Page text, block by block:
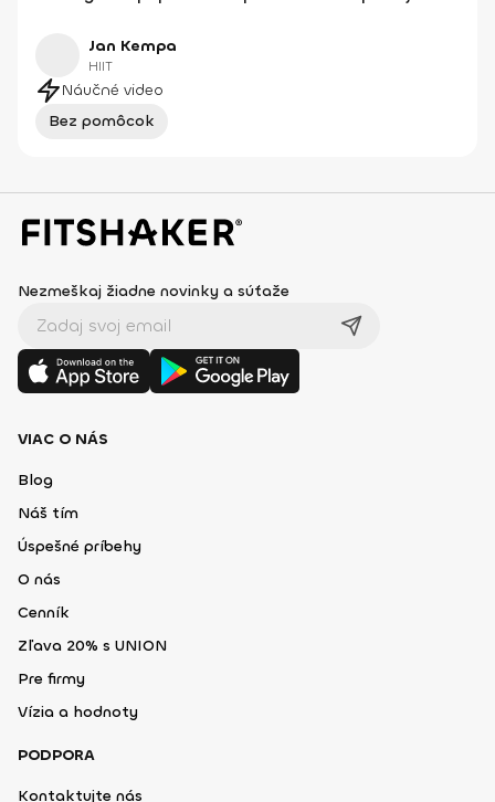
Jan Kempa
HIIT
Náučné video
Bez pomôcok
Nezmeškaj žiadne novinky a súťaže
VIAC O NÁS
Blog
Náš tím
Úspešné príbehy
O nás
Cenník
Zľava 20% s UNION
Pre firmy
Vízia a hodnoty
PODPORA
Kontaktujte nás